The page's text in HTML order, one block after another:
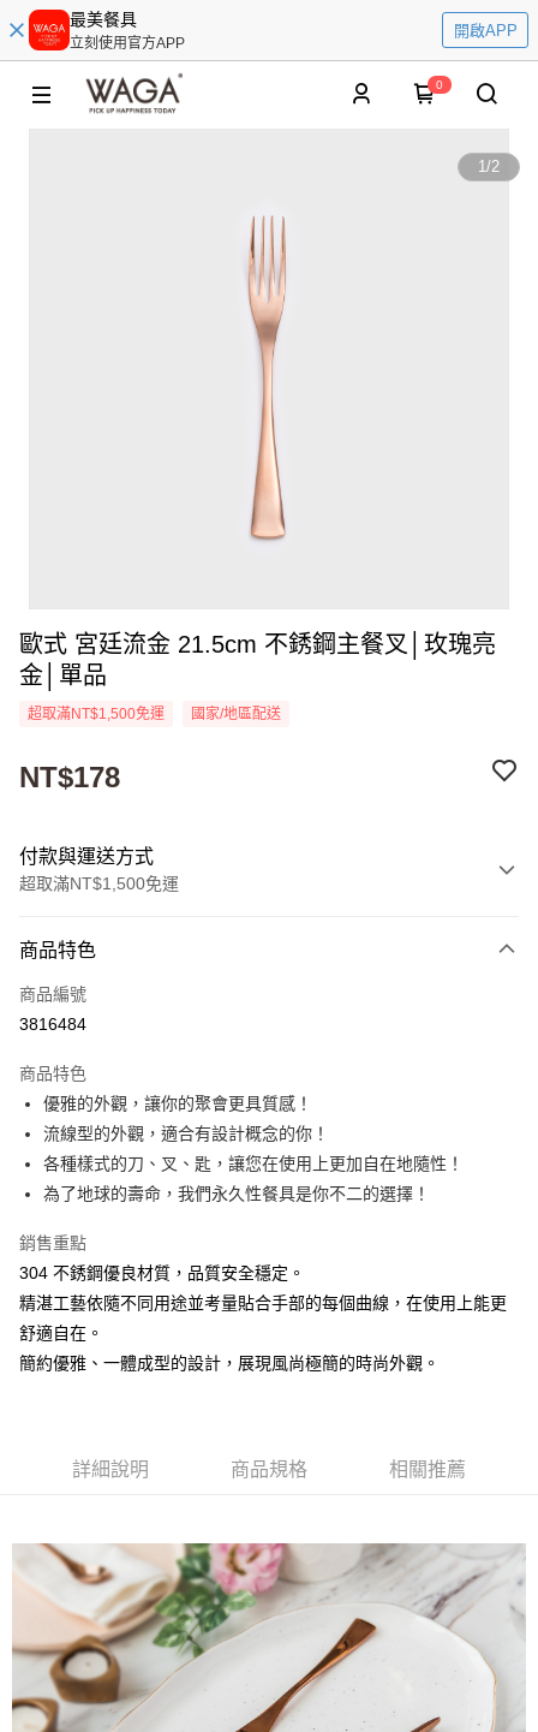
最美餐具
立刻使用官方APP
開啟APP
0
1/2
歐式 宮廷流金 21.5cm 不銹鋼主餐叉│玫瑰亮
金│單品
超取滿NT$1,500免運 國家/地區配送
NT$178
付款與運送方式
超取滿NT$1,500免運
信用卡一次付款
超商取貨付款
街口支付
悠遊付
AFTEE先享後付
【關於「AFTEE先享後付」】
AFTEE先享後付是「在收到商品之後才付款」的支付方式。 讓您購物簡單
便利好安心！
１．簡單：不需註冊會員、不需綁卡、不需儲值。
２．便利：只要手機號碼，簡訊認證，即可結帳。
３．安心：先確認商品／服務後，再付款。
２．訂單成立數日內，您將收到繳費通知簡訊。
３．收到繳費通知簡訊後14天內，點擊此簡訊中的連結，可透過四大超商／
購買商品的店家。未經商家同意取消之訂單仍視為有效，需透過AFTEE先享
後付繳納相關費用。
※ 交易是否成功請以「AFTEE先享後付 」之結帳頁面顯示為準，若有關於
是否繳費成功／繳費後需取消欲退款等相關疑問，請聯繫「AFTEE先享後付
客戶支援中心」https://netprotections.freshdesk.com/support/home
【注意事項】
１．透過由恩沛科技股份有限公司提供之「AFTEE先享後付」服務完成之交
易，需依本服務之必要範圍內提供個人資料，並將交易相關給付款項請求債
ATM付款
全家取貨付款
每筆NT$60，滿NT$1,500(含以上)免運費
每筆NT$100，滿NT$1,500(含以上)免運費
順豐速運 查看運費
商品特色
商品編號
3816484
商品特色
優雅的外觀，讓你的聚會更具質感！
流線型的外觀，適合有設計概念的你！
各種樣式的刀、叉、匙，讓您在使用上更加自在地隨性！
為了地球的壽命，我們永久性餐具是你不二的選擇！
銷售重點
304 不銹鋼優良材質，品質安全穩定。
精湛工藝依隨不同用途並考量貼合手部的每個曲線，在使用上能更
舒適自在。
簡約優雅、一體成型的設計，展現風尚極簡的時尚外觀。
詳細說明 商品規格 相關推薦